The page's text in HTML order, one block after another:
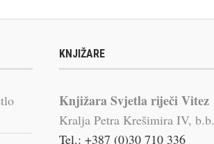
KNJIŽARE
Knjižara Svjetla riječi Vitez
Kralja Petra Krešimira IV, b.b.
Tel.: +387 (0)30 710 336